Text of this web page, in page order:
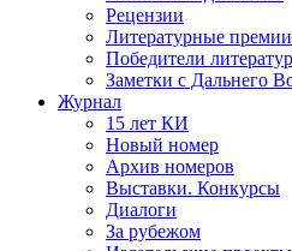
Рецензии
Литературные премии
Победители
Заметки с Дальнего
Журнал
15 лет КИ
Новый номер
Архив номеров
Выставки. Конкурсы
Диалоги
За рубежом